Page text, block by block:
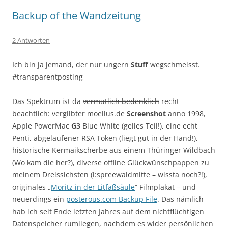
Backup of the Wandzeitung
2 Antworten
Ich bin ja jemand, der nur ungern Stuffwegschmeisst.
#transparentposting
Das Spektrum ist da vermutlich bedenklich recht
beachtlich: vergilbter moellus.de Screenshot anno 1998,
Apple PowerMac G3 Blue White (geiles Teil!), eine echt
Penti, abgelaufener RSA Token (liegt gut in der Hand!),
historische Kermaikscherbe aus einem Thüringer Wildbach
(Wo kam die her?), diverse offline Glückwünschpappen zu
meinem Dreissichsten (l:spreewaldmitte – wissta noch?!),
originales „Moritz in der Litfaßsäule“ Filmplakat – und
neuerdings ein posterous.com Backup File. Das nämlich
hab ich seit Ende letzten Jahres auf dem nichtflüchtigen
Datenspeicher rumliegen, nachdem es wider persönlichen